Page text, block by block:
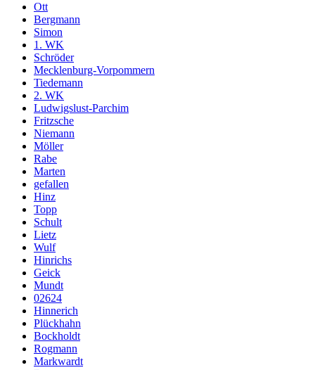
Ott
Bergmann
Simon
1. WK
Schröder
Mecklenburg-Vorpommern
Tiedemann
2. WK
Ludwigslust-Parchim
Fritzsche
Niemann
Möller
Rabe
Marten
gefallen
Hinz
Topp
Schult
Lietz
Wulf
Hinrichs
Geick
Mundt
02624
Hinnerich
Plückhahn
Bockholdt
Rogmann
Markwardt